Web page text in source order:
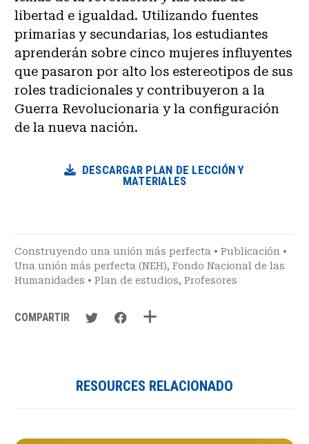
libertad e igualdad. Utilizando fuentes
primarias y secundarias, los estudiantes
aprenderán sobre cinco mujeres influyentes
que pasaron por alto los estereotipos de sus
roles tradicionales y contribuyeron a la
Guerra Revolucionaria y la configuración
de la nueva nación.
DESCARGAR PLAN DE LECCIÓN Y
MATERIALES
Construyendo una unión más perfecta • Publicación •
Una unión más perfecta (NEH), Fondo Nacional de las
Humanidades • Plan de estudios, Profesores
COMPARTIR
RESOURCES RELACIONADO